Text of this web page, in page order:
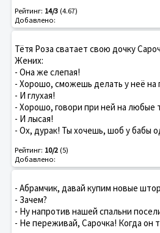
Рейтинг: 14/3(4.67)
Добавлено:
Тётя Роза сватает свою дочку
Жених:
- Она же слепая!
- Хорошо, сможешь делать у неё на
- И глухая!
- Хорошо, говори при ней на любые
- И лысая!
- Ох, дурак! Ты хочешь, шоб у бабы
Рейтинг: 10/2(5)
Добавлено:
- Абрамчик, давай купим новые
- Зачем?
- Ну напротив нашей спальни
- Не переживай, Сарочка! Когда он